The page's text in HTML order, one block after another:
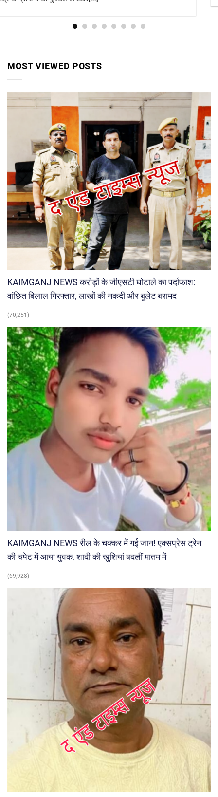
MOST VIEWED POSTS
KAIMGANJ NEWS करोड़ों के जीएसटी घोटाले का पर्दाफाश:
वांछित बिलाल गिरफ्तार, लाखों की नकदी और बुलेट बरामद
(70,251)
KAIMGANJ NEWS रील के चक्कर में गई जान! एक्सप्रेस ट्रेन
की चपेट में आया युवक, शादी की खुशियां बदलीं मातम में
(69,928)